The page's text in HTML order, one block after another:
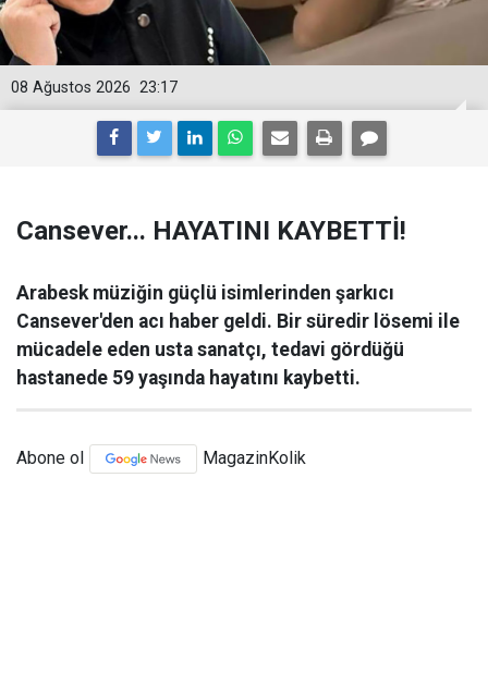
23:17
08 Ağustos 2026
Cansever... HAYATINI KAYBETTİ!
Arabesk müziğin güçlü isimlerinden şarkıcı
Cansever'den acı haber geldi. Bir süredir lösemi ile
mücadele eden usta sanatçı, tedavi gördüğü
hastanede 59 yaşında hayatını kaybetti.
Abone ol MagazinKolik